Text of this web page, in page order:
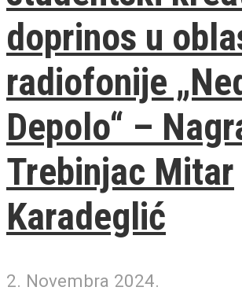
doprinos u
radiofonije
Depolo“ –
Trebinjac Mitar
Karadeglić
2. Novembra 2024.